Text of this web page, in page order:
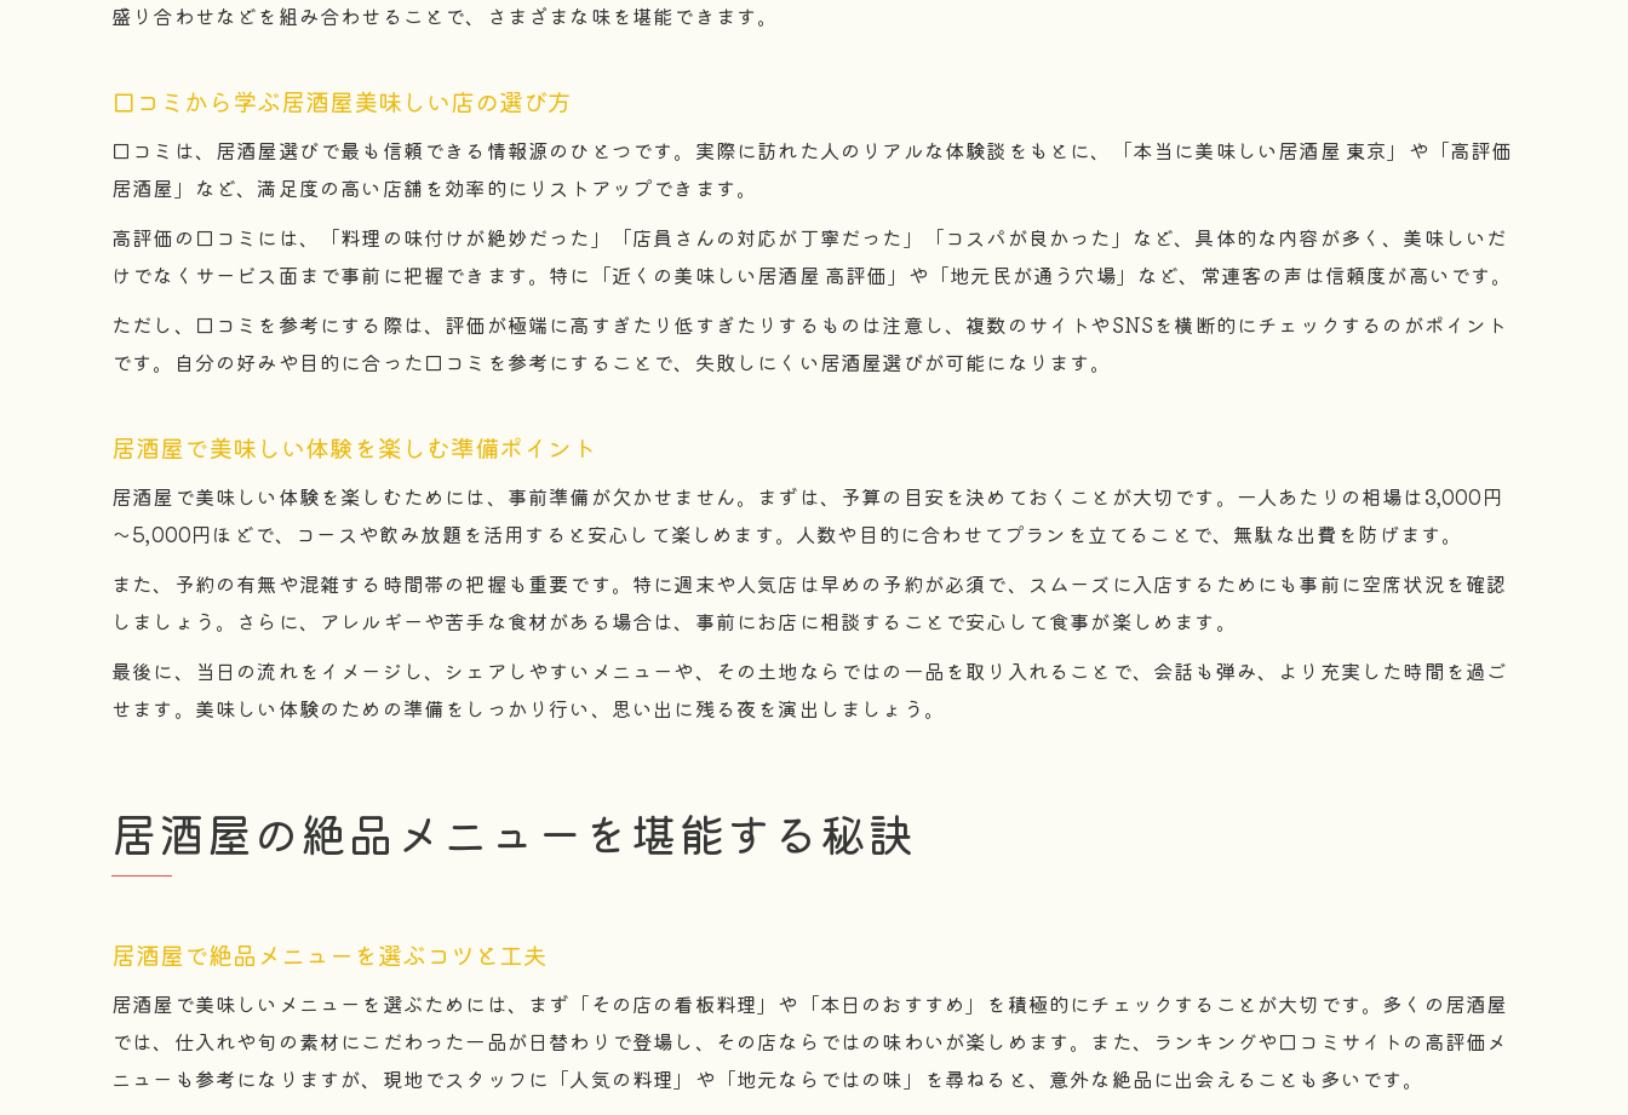
盛り合わせなどを組み合わせることで、さまざまな味を堪能できます。
口コミから学ぶ居酒屋美味しい店の選び方
口コミは、居酒屋選びで最も信頼できる情報源のひとつです。実際に訪れた人のリアルな体験談をもとに、「本当に美味しい居酒屋 東京」や「高評価
居酒屋」など、満足度の高い店舗を効率的にリストアップできます。
高評価の口コミには、「料理の味付けが絶妙だった」「店員さんの対応が丁寧だった」「コスパが良かった」など、具体的な内容が多く、美味しいだ
けでなくサービス面まで事前に把握できます。特に「近くの美味しい居酒屋 高評価」や「地元民が通う穴場」など、常連客の声は信頼度が高いです。
ただし、口コミを参考にする際は、評価が極端に高すぎたり低すぎたりするものは注意し、複数のサイトやSNSを横断的にチェックするのがポイント
です。自分の好みや目的に合った口コミを参考にすることで、失敗しにくい居酒屋選びが可能になります。
居酒屋で美味しい体験を楽しむ準備ポイント
居酒屋で美味しい体験を楽しむためには、事前準備が欠かせません。まずは、予算の目安を決めておくことが大切です。一人あたりの相場は3,000円
～5,000円ほどで、コースや飲み放題を活用すると安心して楽しめます。人数や目的に合わせてプランを立てることで、無駄な出費を防げます。
また、予約の有無や混雑する時間帯の把握も重要です。特に週末や人気店は早めの予約が必須で、スムーズに入店するためにも事前に空席状況を確認
しましょう。さらに、アレルギーや苦手な食材がある場合は、事前にお店に相談することで安心して食事が楽しめます。
最後に、当日の流れをイメージし、シェアしやすいメニューや、その土地ならではの一品を取り入れることで、会話も弾み、より充実した時間を過ご
せます。美味しい体験のための準備をしっかり行い、思い出に残る夜を演出しましょう。
居酒屋の絶品メニューを堪能する秘訣
居酒屋で絶品メニューを選ぶコツと工夫
居酒屋で美味しいメニューを選ぶためには、まず「その店の看板料理」や「本日のおすすめ」を積極的にチェックすることが大切です。多くの居酒屋
では、仕入れや旬の素材にこだわった一品が日替わりで登場し、その店ならではの味わいが楽しめます。また、ランキングや口コミサイトの高評価メ
ニューも参考になりますが、現地でスタッフに「人気の料理」や「地元ならではの味」を尋ねると、意外な絶品に出会えることも多いです。